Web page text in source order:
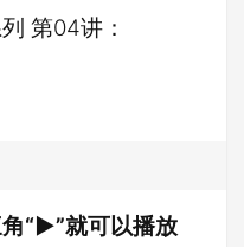
第04讲：
“►”就可以播放